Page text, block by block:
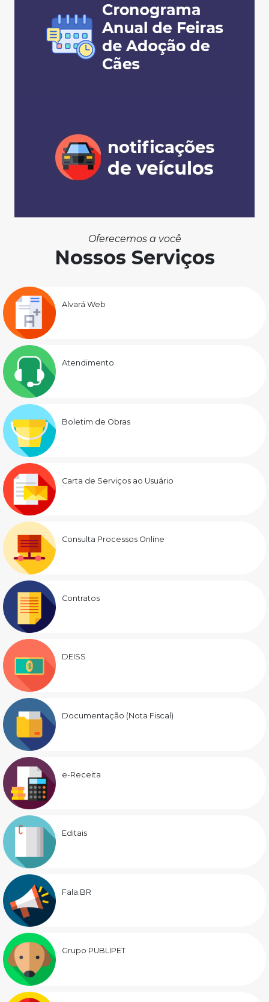
Oferecemos a você
Nossos Serviços
Alvará Web
Atendimento
Boletim de Obras
Carta de Serviços ao Usuário
Consulta Processos Online
Contratos
DEISS
Documentação (Nota Fiscal)
e-Receita
Editais
Fala.BR
Grupo PUBLIPET